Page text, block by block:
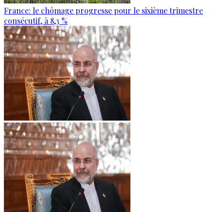
France: le chômage progresse pour le sixième trimestre
consécutif, à 8,3 %